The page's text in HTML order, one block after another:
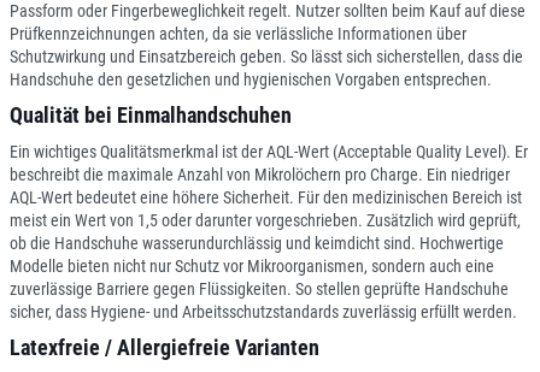
Passform oder Fingerbeweglichkeit regelt. Nutzer sollten beim Kauf auf diese
Prüfkennzeichnungen achten, da sie verlässliche Informationen über
Schutzwirkung und Einsatzbereich geben. So lässt sich sicherstellen, dass die
Handschuhe den gesetzlichen und hygienischen Vorgaben entsprechen.
Qualität bei Einmalhandschuhen
Ein wichtiges Qualitätsmerkmal ist der AQL-Wert (Acceptable Quality Level). Er
beschreibt die maximale Anzahl von Mikrolöchern pro Charge. Ein niedriger
AQL-Wert bedeutet eine höhere Sicherheit. Für den medizinischen Bereich ist
meist ein Wert von 1,5 oder darunter vorgeschrieben. Zusätzlich wird geprüft,
ob die Handschuhe wasserundurchlässig und keimdicht sind. Hochwertige
Modelle bieten nicht nur Schutz vor Mikroorganismen, sondern auch eine
zuverlässige Barriere gegen Flüssigkeiten. So stellen geprüfte Handschuhe
sicher, dass Hygiene- und Arbeitsschutzstandards zuverlässig erfüllt werden.
Latexfreie / Allergiefreie Varianten